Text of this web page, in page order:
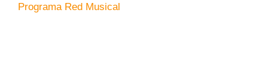
Programa Red Musical